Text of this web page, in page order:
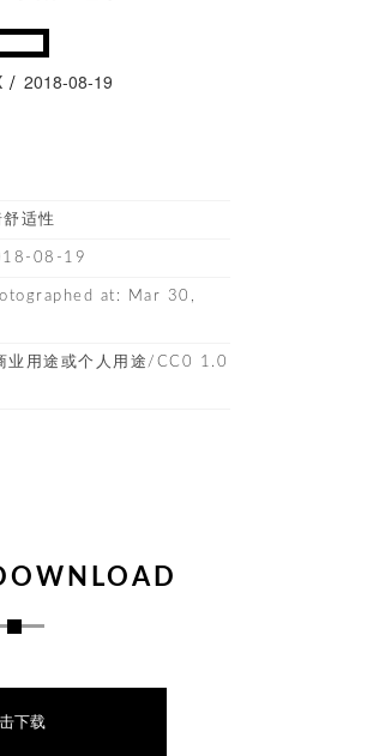
2018-08-19
适性
08-19
at: Mar 30,
业用途或个人用途/CC0 1.0
下载